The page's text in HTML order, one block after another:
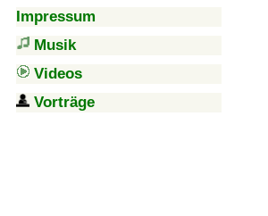
Impressum
Musik
Videos
Vorträge